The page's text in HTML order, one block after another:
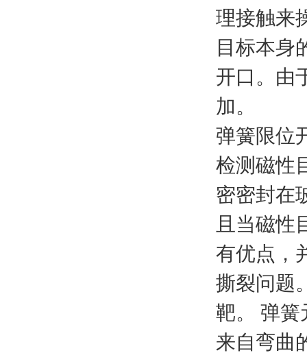
理接触来
目标本身
开口。由
加。
弹簧限位
检测磁性
密密封在
且当磁性
有优点，
撕裂问题
靶。
弹簧
来自弯曲